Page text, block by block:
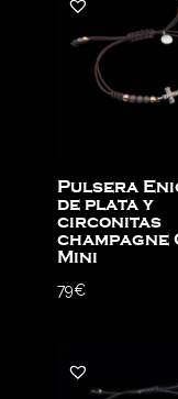
Pulsera
de plata y
circonitas
champagne
Mini
79€